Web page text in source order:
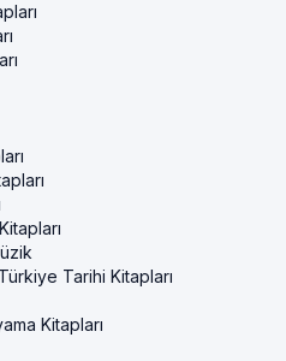
Tarihi Kitapları
Kitapları